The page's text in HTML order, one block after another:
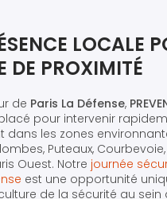
LOCALE
DE PROXIMITÉ
de Paris La Défense,
pour intervenir
dans les zones
Puteaux,
Ouest. Notre journée
est une opportunité
de la sécurité au sein